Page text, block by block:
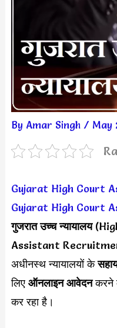
By Amar Singh / May
Gujarat High Court
Gujarat High Court
गुजरात उच्च न्यायालय
Assistant
अधीनस्थ न्यायालयों के
लिएऑनलाइन आवेदनकरने
कर रहा है।